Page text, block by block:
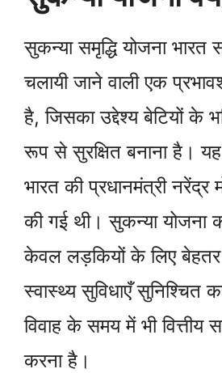
सुकन्या समृद्धि योजना भारत
चलायी जाने वाली एक
है, जिसका उद्देश्य बेटियों के
रूप से सुरक्षित बनाना है।
भारत की प्रधानमंत्री नरेंद्र
की गई थी। सुकन्या योजना
केवल लड़कियों के लिए बेहतर
स्वास्थ्य सुविधाएँ सुनिश्चित
विवाह के समय में भी वित्तीय
करना है।